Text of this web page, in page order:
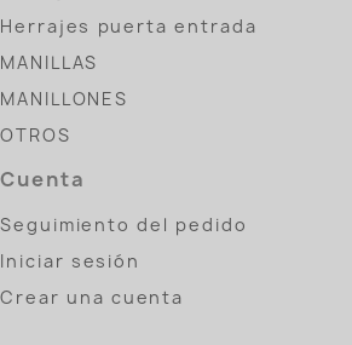
Herrajes puerta entrada
MANILLAS
MANILLONES
OTROS
Cuenta
Seguimiento del pedido
Iniciar sesión
Crear una cuenta